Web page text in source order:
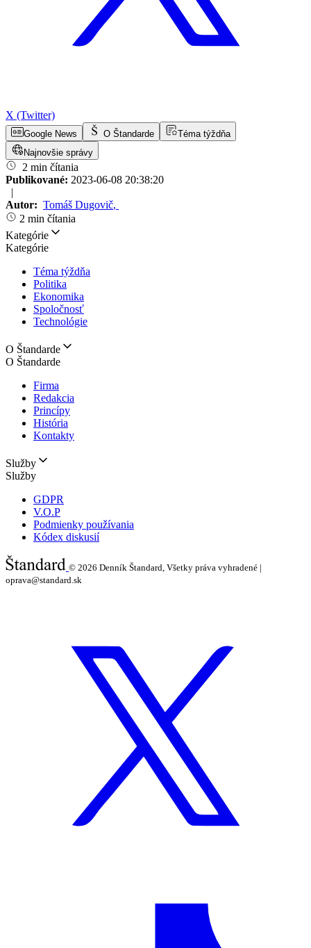
X (Twitter)
Google News O Štandarde
Téma týždňa
Najnovšie správy
2 min čítania
Publikované: 2023-06-08 20:38:20
|
Autor: Tomáš Dugovič,
2 min čítania
Kategórie
Kategórie
Téma týždňa
Politika
Ekonomika
Spoločnosť
Technológie
O Štandarde
O Štandarde
Firma
Redakcia
Princípy
História
Kontakty
Služby
Služby
GDPR
V.O.P
Podmienky používania
Kódex diskusií
© 2026 Denník Štandard, Všetky práva vyhradené |
oprava@standard.sk